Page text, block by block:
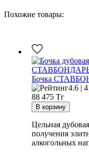
Похожие товары:
Бочка
4.6 |
88 475 Тг
Цельная
получения
алкогольных